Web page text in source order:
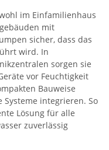
im Einfamilienhaus
mit
sicher, dass das
wird. In
sorgen sie
vor Feuchtigkeit
Bauweise
integrieren. So
Lösung für alle
zuverlässig